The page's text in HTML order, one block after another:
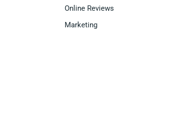
Online Reviews
Marketing